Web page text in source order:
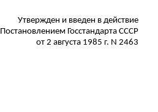
Утвержден и введен в действие
Постановлением Госстандарта СССР
от 2 августа 1985 г. N 2463